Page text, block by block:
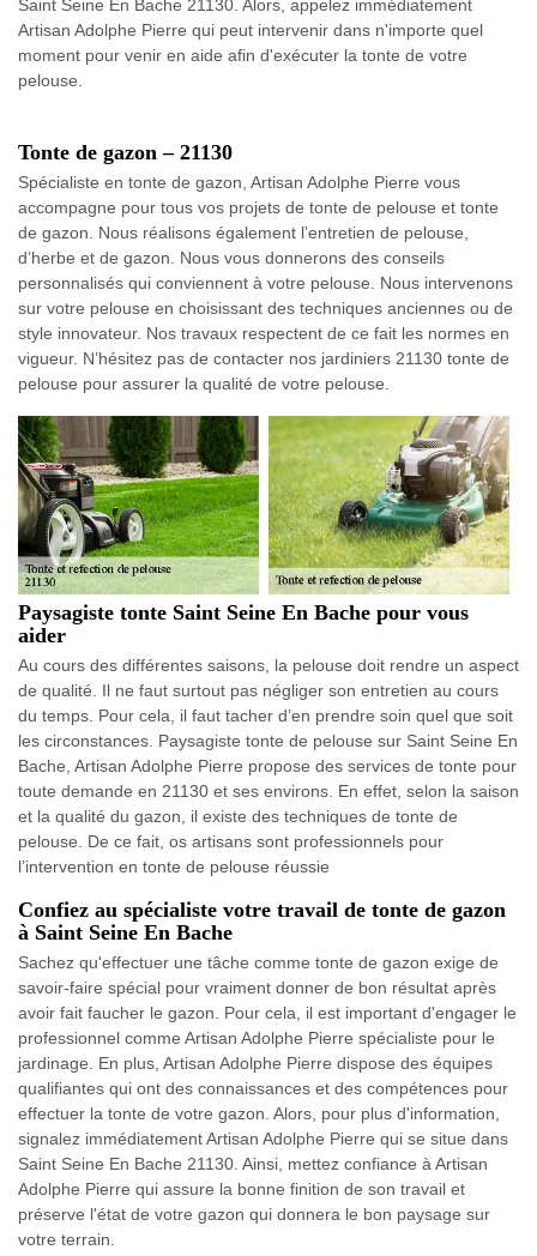
Saint Seine En Bache 21130. Alors, appelez immédiatement
Artisan Adolphe Pierre qui peut intervenir dans n'importe quel
moment pour venir en aide afin d'exécuter la tonte de votre
pelouse.
Tonte de gazon – 21130
Spécialiste en tonte de gazon, Artisan Adolphe Pierre vous
accompagne pour tous vos projets de tonte de pelouse et tonte
de gazon. Nous réalisons également l’entretien de pelouse,
d’herbe et de gazon. Nous vous donnerons des conseils
personnalisés qui conviennent à votre pelouse. Nous intervenons
sur votre pelouse en choisissant des techniques anciennes ou de
style innovateur. Nos travaux respectent de ce fait les normes en
vigueur. N’hésitez pas de contacter nos jardiniers 21130 tonte de
pelouse pour assurer la qualité de votre pelouse.
Paysagiste tonte Saint Seine En Bache pour vous
aider
Au cours des différentes saisons, la pelouse doit rendre un aspect
de qualité. Il ne faut surtout pas négliger son entretien au cours
du temps. Pour cela, il faut tacher d’en prendre soin quel que soit
les circonstances. Paysagiste tonte de pelouse sur Saint Seine En
Bache, Artisan Adolphe Pierre propose des services de tonte pour
toute demande en 21130 et ses environs. En effet, selon la saison
et la qualité du gazon, il existe des techniques de tonte de
pelouse. De ce fait, os artisans sont professionnels pour
l’intervention en tonte de pelouse réussie
Confiez au spécialiste votre travail de tonte de gazon
à Saint Seine En Bache
Sachez qu'effectuer une tâche comme tonte de gazon exige de
savoir-faire spécial pour vraiment donner de bon résultat après
avoir fait faucher le gazon. Pour cela, il est important d'engager le
professionnel comme Artisan Adolphe Pierre spécialiste pour le
jardinage. En plus, Artisan Adolphe Pierre dispose des équipes
qualifiantes qui ont des connaissances et des compétences pour
effectuer la tonte de votre gazon. Alors, pour plus d'information,
signalez immédiatement Artisan Adolphe Pierre qui se situe dans
Saint Seine En Bache 21130. Ainsi, mettez confiance à Artisan
Adolphe Pierre qui assure la bonne finition de son travail et
préserve l'état de votre gazon qui donnera le bon paysage sur
votre terrain.